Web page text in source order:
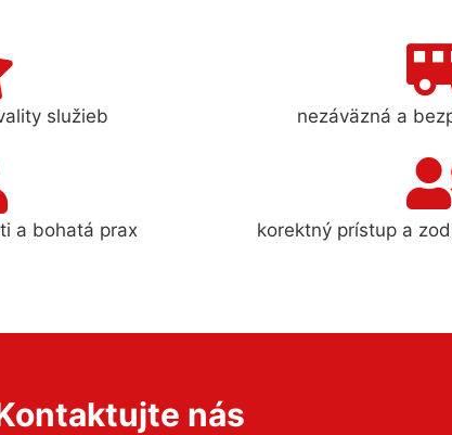
služieb nezáväzná a
a bohatá prax korektný prístup a
nás